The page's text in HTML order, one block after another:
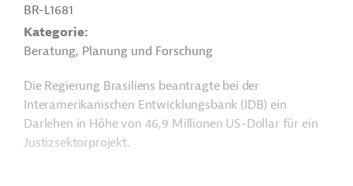
BR-L1681
Kategorie
Beratung, Planung und Forschung
Die Regierung Brasiliens beantragte bei der
Interamerikanischen Entwicklungsbank (IDB) ein
Darlehen in Höhe von 46,9 Millionen US-Dollar für ein
Justizsektorprojekt.